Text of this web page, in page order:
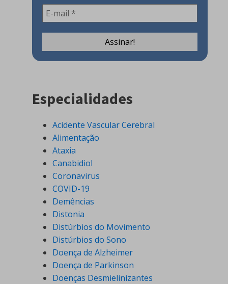
Especialidades
Acidente Vascular Cerebral
Alimentação
Ataxia
Canabidiol
Coronavirus
COVID-19
Demências
Distonia
Distúrbios do Movimento
Distúrbios do Sono
Doença de Alzheimer
Doença de Parkinson
Doenças Desmielinizantes